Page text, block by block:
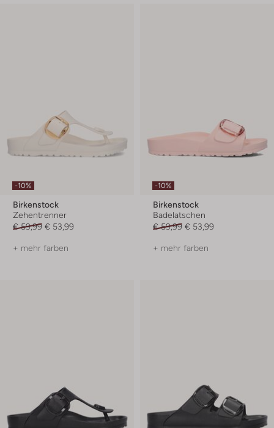
-10%
Birkenstock
Zehentrenner
€ 59,99 € 53,99
+ mehr farben
-10%
Birkenstock
Badelatschen
€ 59,99 € 53,99
+ mehr farben